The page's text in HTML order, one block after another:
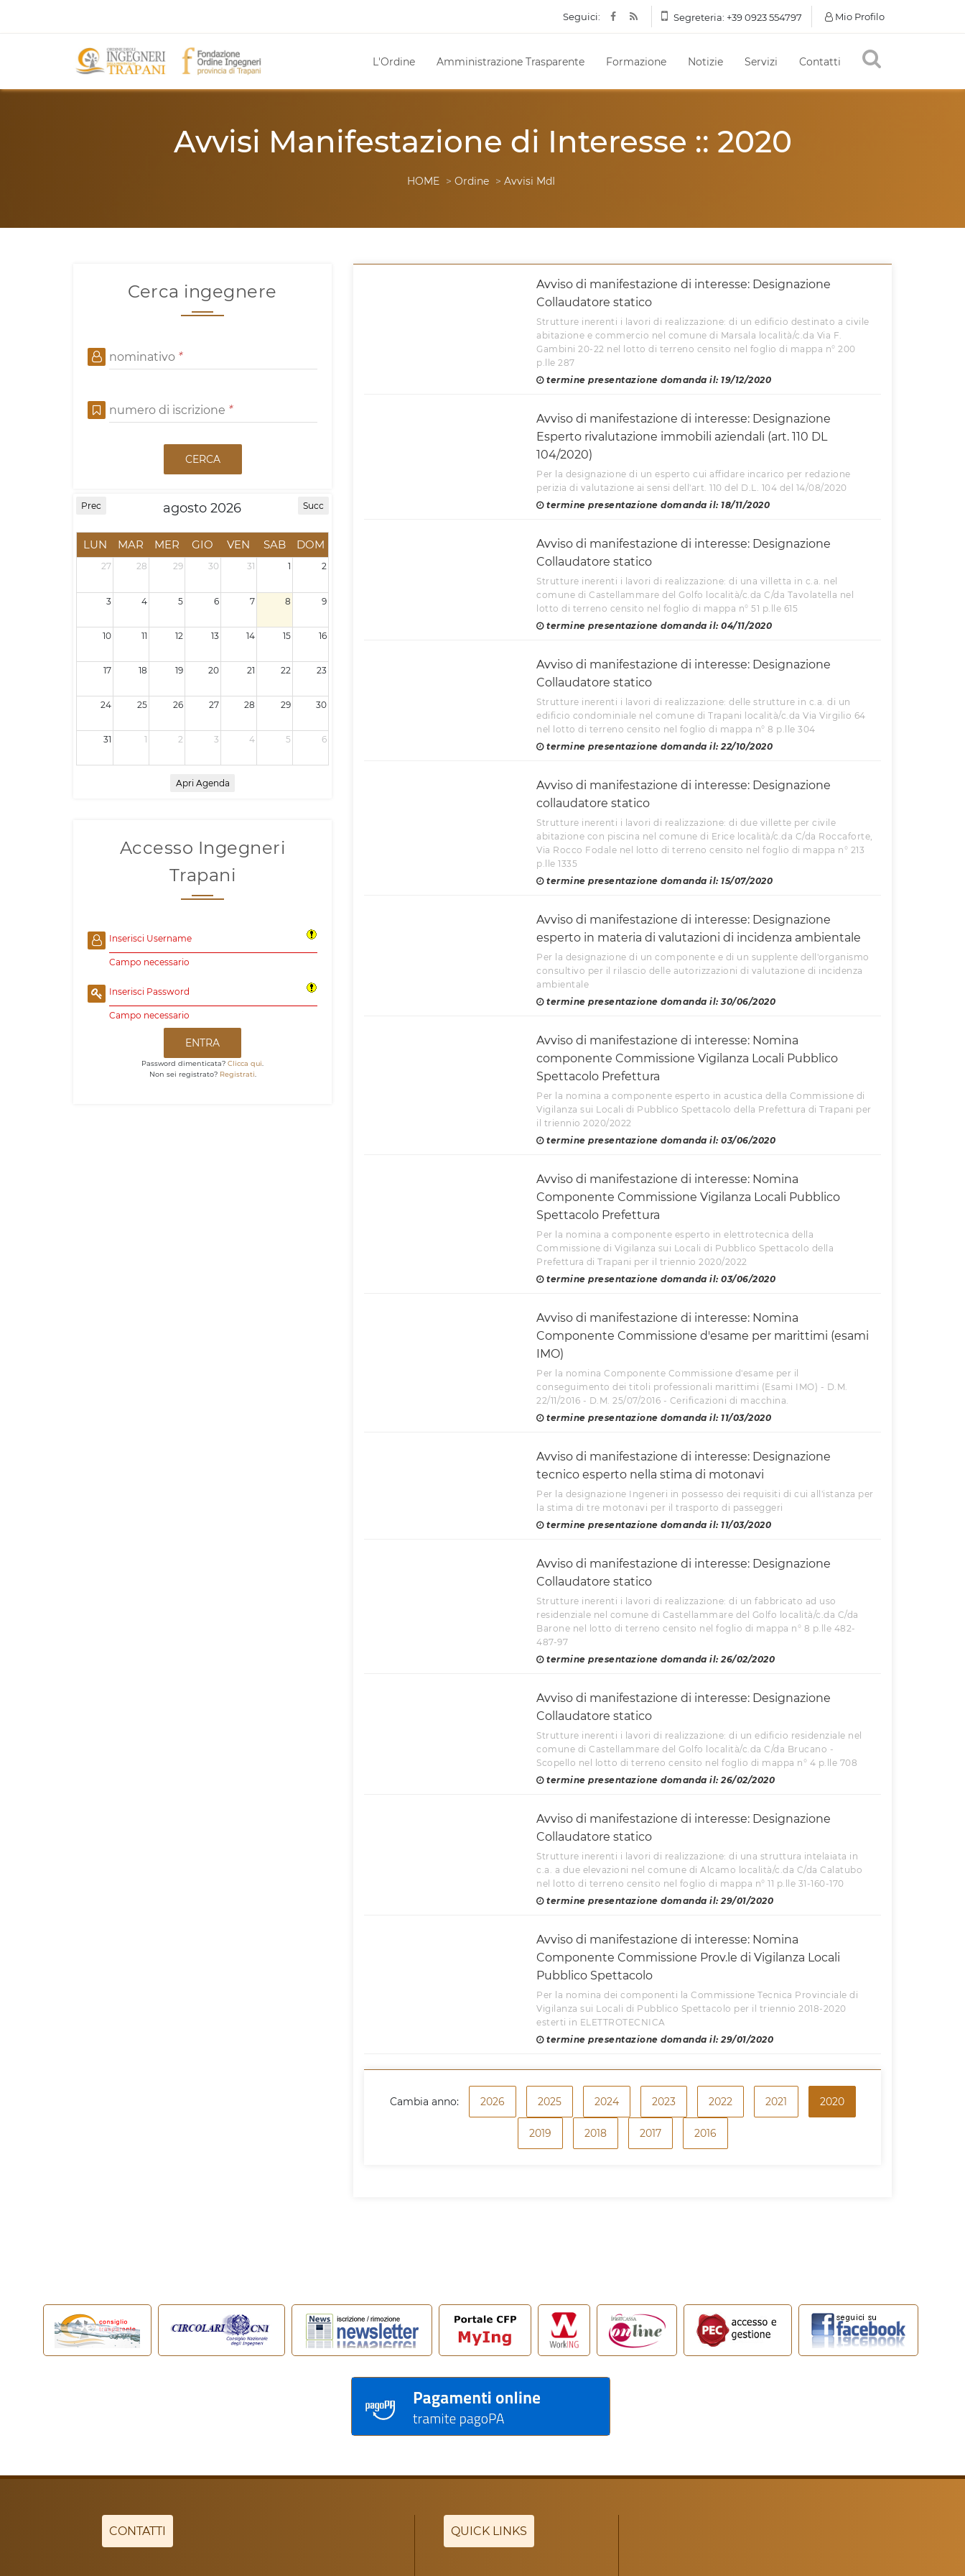
Seguici: Segreteria: +39 0923 554797 Mio Profilo
L'Ordine Amministrazione Trasparente Formazione Notizie Servizi Contatti
Avvisi Manifestazione di Interesse :: 2020
HOME > Ordine > Avvisi MdI
Cerca ingegnere
nominativo *
numero di iscrizione *
CERCA
Prec Succ
agosto 2026
LUN MAR MER GIO VEN SAB DOM
27 28 29 30 31 1 2
3 4 5 6 7 8 9
10 11 12 13 14 15 16
17 18 19 20 21 22 23
24 25 26 27 28 29 30
31 1 2 3 4 5 6
Apri Agenda
Accesso Ingegneri
Trapani
Inserisci Username
Campo necessario
Inserisci Password
Campo necessario
ENTRA
Password dimenticata? Clicca qui
Non sei registrato? Registrati
Avviso di manifestazione di interesse: Designazione
Collaudatore statico
Strutture inerenti i lavori di realizzazione: di un edificio destinato a civile
abitazione e commercio nel comune di Marsala località/c.da Via F.
Gambini 20-22 nel lotto di terreno censito nel foglio di mappa n° 200
p.lle 287
termine presentazione domanda il: 19/12/2020
Avviso di manifestazione di interesse: Designazione
Esperto rivalutazione immobili aziendali (art. 110 DL
104/2020)
Per la designazione di un esperto cui affidare incarico per redazione
perizia di valutazione ai sensi dell'art. 110 del D.L. 104 del 14/08/2020
termine presentazione domanda il: 18/11/2020
Avviso di manifestazione di interesse: Designazione
Collaudatore statico
Strutture inerenti i lavori di realizzazione: di una villetta in c.a. nel
comune di Castellammare del Golfo località/c.da C/da Tavolatella nel
lotto di terreno censito nel foglio di mappa n° 51 p.lle 615
termine presentazione domanda il: 04/11/2020
Avviso di manifestazione di interesse: Designazione
Collaudatore statico
Strutture inerenti i lavori di realizzazione: delle strutture in c.a. di un
edificio condominiale nel comune di Trapani località/c.da Via Virgilio 64
nel lotto di terreno censito nel foglio di mappa n° 8 p.lle 304
termine presentazione domanda il: 22/10/2020
Avviso di manifestazione di interesse: Designazione
collaudatore statico
Strutture inerenti i lavori di realizzazione: di due villette per civile
abitazione con piscina nel comune di Erice località/c.da C/da Roccaforte,
Via Rocco Fodale nel lotto di terreno censito nel foglio di mappa n° 213
p.lle 1335
termine presentazione domanda il: 15/07/2020
Avviso di manifestazione di interesse: Designazione
esperto in materia di valutazioni di incidenza ambientale
Per la designazione di un componente e di un supplente dell'organismo
consultivo per il rilascio delle autorizzazioni di valutazione di incidenza
ambientale
termine presentazione domanda il: 30/06/2020
Avviso di manifestazione di interesse: Nomina
componente Commissione Vigilanza Locali Pubblico
Spettacolo Prefettura
Per la nomina a componente esperto in acustica della Commissione di
Vigilanza sui Locali di Pubblico Spettacolo della Prefettura di Trapani per
il triennio 2020/2022
termine presentazione domanda il: 03/06/2020
Avviso di manifestazione di interesse: Nomina
Componente Commissione Vigilanza Locali Pubblico
Spettacolo Prefettura
Per la nomina a componente esperto in elettrotecnica della
Commissione di Vigilanza sui Locali di Pubblico Spettacolo della
Prefettura di Trapani per il triennio 2020/2022
termine presentazione domanda il: 03/06/2020
Avviso di manifestazione di interesse: Nomina
Componente Commissione d'esame per marittimi (esami
IMO)
Per la nomina Componente Commissione d'esame per il
conseguimento dei titoli professionali marittimi (Esami IMO) - D.M.
22/11/2016 - D.M. 25/07/2016 - Cerificazioni di macchina.
termine presentazione domanda il: 11/03/2020
Avviso di manifestazione di interesse: Designazione
tecnico esperto nella stima di motonavi
Per la designazione Ingeneri in possesso dei requisiti di cui all'istanza per
la stima di tre motonavi per il trasporto di passeggeri
termine presentazione domanda il: 11/03/2020
Avviso di manifestazione di interesse: Designazione
Collaudatore statico
Strutture inerenti i lavori di realizzazione: di un fabbricato ad uso
residenziale nel comune di Castellammare del Golfo località/c.da C/da
Barone nel lotto di terreno censito nel foglio di mappa n° 8 p.lle 482-
487-97
termine presentazione domanda il: 26/02/2020
Avviso di manifestazione di interesse: Designazione
Collaudatore statico
Strutture inerenti i lavori di realizzazione: di un edificio residenziale nel
comune di Castellammare del Golfo località/c.da C/da Brucano -
Scopello nel lotto di terreno censito nel foglio di mappa n° 4 p.lle 708
termine presentazione domanda il: 26/02/2020
Avviso di manifestazione di interesse: Designazione
Collaudatore statico
Strutture inerenti i lavori di realizzazione: di una struttura intelaiata in
c.a. a due elevazioni nel comune di Alcamo località/c.da C/da Calatubo
nel lotto di terreno censito nel foglio di mappa n° 11 p.lle 31-160-170
termine presentazione domanda il: 29/01/2020
Avviso di manifestazione di interesse: Nomina
Componente Commissione Prov.le di Vigilanza Locali
Pubblico Spettacolo
Per la nomina dei componenti la Commissione Tecnica Provinciale di
Vigilanza sui Locali di Pubblico Spettacolo per il triennio 2018-2020
esterti in ELETTROTECNICA
termine presentazione domanda il: 29/01/2020
Cambia anno: 2026 2025 2024 2023 2022 2021 2020
2019 2018 2017 2016
CONTATTI QUICK LINKS